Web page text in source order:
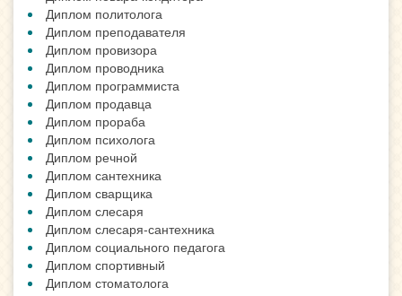
Диплом политолога
Диплом преподавателя
Диплом провизора
Диплом проводника
Диплом программиста
Диплом продавца
Диплом прораба
Диплом психолога
Диплом речной
Диплом сантехника
Диплом сварщика
Диплом слесаря
Диплом слесаря-сантехника
Диплом социального педагога
Диплом спортивный
Диплом стоматолога